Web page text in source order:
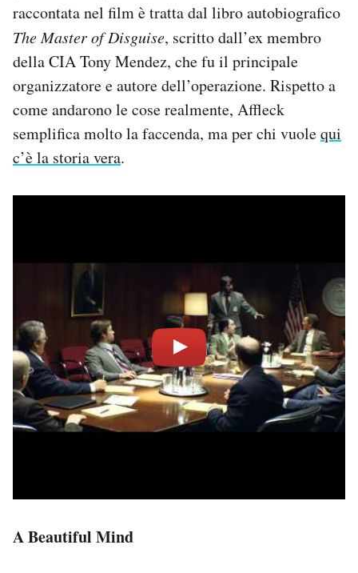
raccontata nel film è tratta dal libro autobiografico
The Master of Disguise, scritto dall’ex membro
della CIA Tony Mendez, che fu il principale
organizzatore e autore dell’operazione. Rispetto a
come andarono le cose realmente, Affleck
semplifica molto la faccenda, ma per chi vuolequi
c’è la storia vera.
A Beautiful Mind